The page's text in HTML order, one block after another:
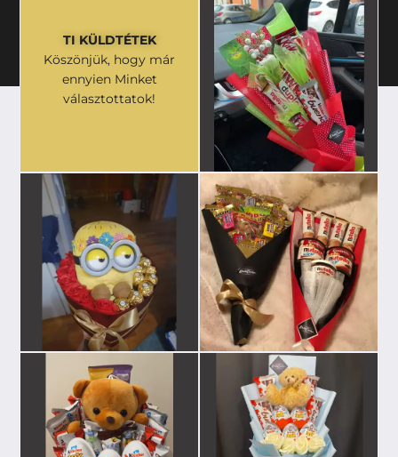
TI KÜLDTÉTEK
Köszönjük, hogy már
ennyien Minket
választottatok!